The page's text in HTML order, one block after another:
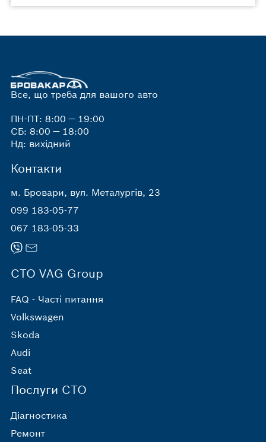
Все, що треба для вашого авто
ПН-ПТ: 8:00 — 19:00
СБ: 8:00 — 18:00
Нд: вихідний
Контакти
м. Бровари, вул. Металургів, 23
099 183-05-77
067 183-05-33
СТО VAG Group
FAQ - Часті питання
Volkswagen
Skoda
Audi
Seat
Послуги СТО
Діагностика
Ремонт